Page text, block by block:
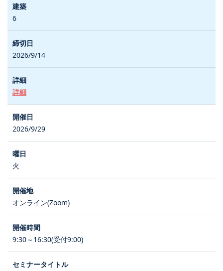
6
2026/9/14
詳細
2026/9/29
火
オンライン(Zoom)
9:30～16:30(受付9:00)